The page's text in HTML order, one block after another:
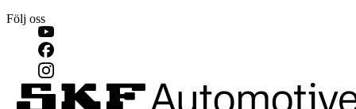
Följ oss